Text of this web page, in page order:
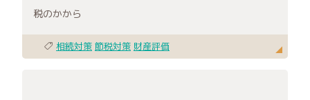
税のかから
相続対策 節税対策 財産評価